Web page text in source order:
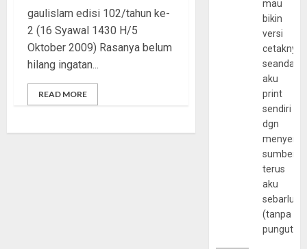
gaulislam edisi 102/tahun ke-
2 (16 Syawal 1430 H/5
Oktober 2009) Rasanya belum
hilang ingatan...
READ MORE
mau
bikin
versi
cetaknya
aku
print
sendiri
dgn
sumber
terus
aku
(tanpa